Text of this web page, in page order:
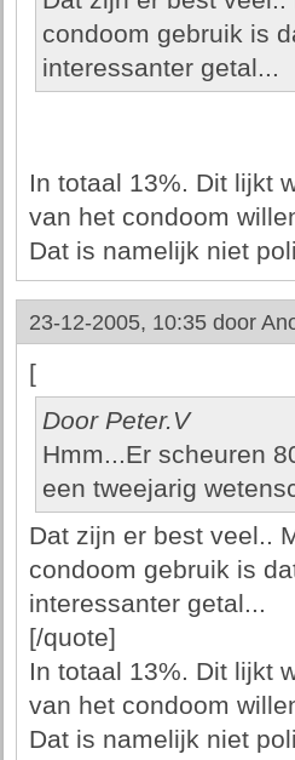
condoom gebruik is
interessanter getal...
In totaal 13%. Dit lijkt
van het condoom
Dat is namelijk niet
23-12-2005, 10:35 door
[
Door Peter.V
Hmm...Er scheuren
een tweejarig
Dat zijn er best veel..
condoom gebruik is
interessanter getal...
[/quote]
In totaal 13%. Dit lijkt
van het condoom
Dat is namelijk niet